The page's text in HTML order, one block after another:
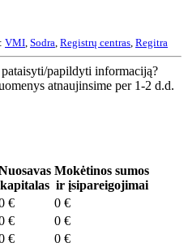
VMI Sodra Registrų centras Regitra
papildyti informaciją?
atnaujinsime per 1-2 d.d.
kapitalas
Mokėtinos sumos
ir įsipareigojimai
€
0 €
€
0 €
€
0 €